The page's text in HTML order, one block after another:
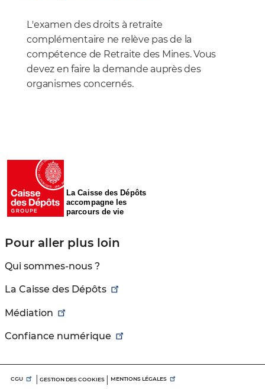
L'examen des droits à retraite
complémentaire ne relève pas de la
compétence de Retraite des Mines. Vous
devez en faire la demande auprès des
organismes concernés.
La Caisse des Dépôts
accompagne les
parcours de vie
Pour aller plus loin
Qui sommes-nous ?
La Caisse des Dépôts
Médiation
Confiance numérique
Menu
CGU GESTION DES COOKIES MENTIONS LÉGALES